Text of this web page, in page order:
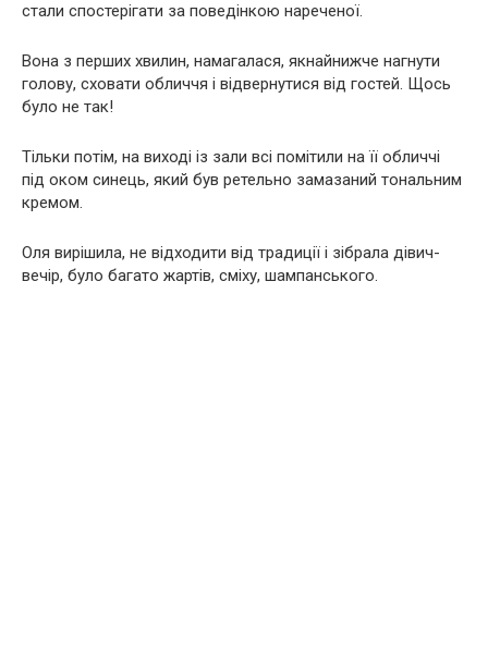
стали спостерігати за поведінкою нареченої.
Вона з перших хвилин, намагалася, якнайнижче нагнути
голову, сховати обличчя і відвернутися від гостей. Щось
було не так!
Тільки потім, на виході із зали всі помітили на її обличчі
під оком синець, який був ретельно замазаний тональним
кремом.
Оля вирішила, не відходити від традиції і зібрала дівич-
вечір, було багато жартів, сміху, шампанського.